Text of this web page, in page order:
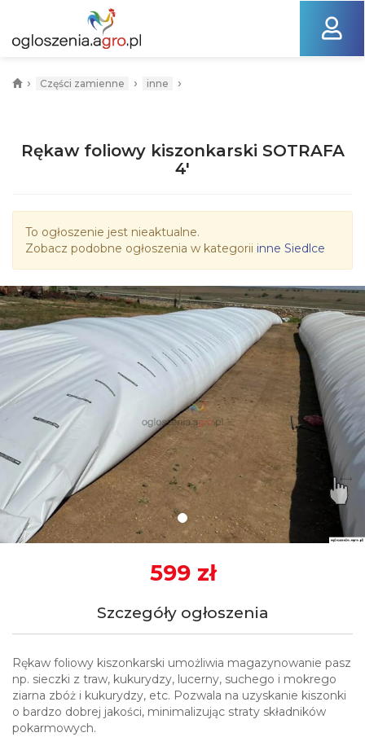
› Części zamienne › inne ›
Rękaw foliowy kiszonkarski SOTRAFA
4'
To ogłoszenie jest nieaktualne.
Zobacz podobne ogłoszenia w kategorii inne Siedlce
599 zł
Szczegóły ogłoszenia
Rękaw foliowy kiszonkarski umożliwia magazynowanie pasz
np. sieczki z traw, kukurydzy, lucerny, suchego i mokrego
ziarna zbóż i kukurydzy, etc. Pozwala na uzyskanie kiszonki
o bardzo dobrej jakości, minimalizując straty składników
pokarmowych.